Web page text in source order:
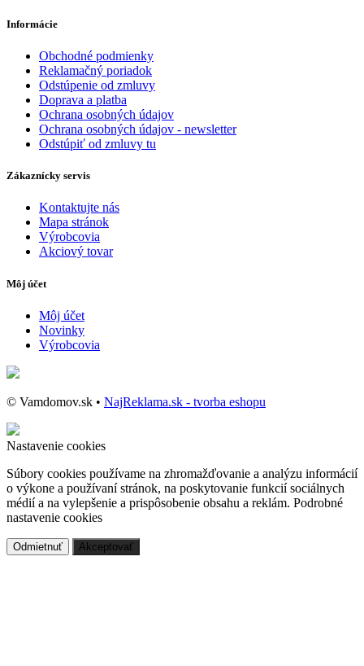
Informácie
Obchodné podmienky
Reklamačný poriadok
Odstúpenie od zmluvy
Doprava a platba
Ochrana osobných údajov
Ochrana osobných údajov - newsletter
Odstúpiť od zmluvy tu
Zákaznícky servis
Kontaktujte nás
Mapa stránok
Výrobcovia
Akciový tovar
Môj účet
Môj účet
Novinky
Výrobcovia
© Vamdomov.sk • NajReklama.sk - tvorba eshopu
Nastavenie cookies
Súbory cookies používame na zhromažďovanie a analýzu informácií
o výkone a používaní stránok, na poskytovanie funkcií sociálnych
médií a na vylepšenie a prispôsobenie obsahu a reklám. Podrobné
nastavenie cookies
Odmietnuť Akceptovať